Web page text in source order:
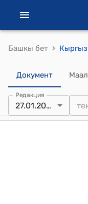
Башкы бет ›
Документ
Редакция
27.01.2025